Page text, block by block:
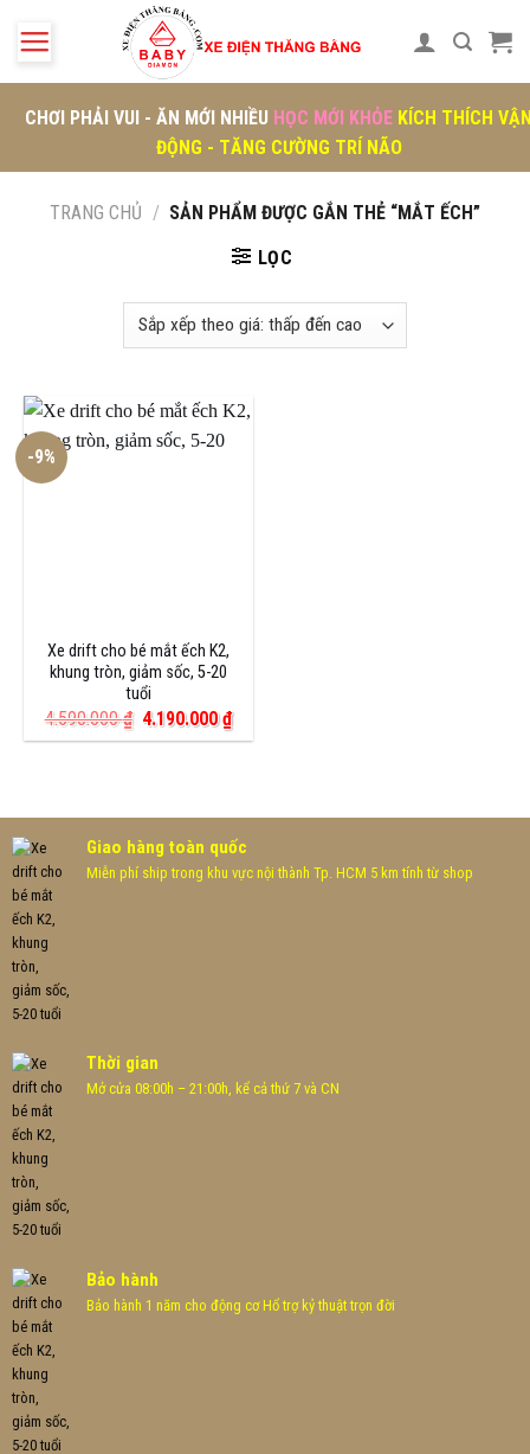
CHƠI PHẢI VUI - ĂN MỚI NHIỀU HỌC MỚI KHỎE KÍCH THÍCH
ĐỘNG - TĂNG CƯỜNG TRÍ NÃO
TRANG CHỦ / SẢN PHẨM ĐƯỢC GẮN THẺ “MẮT ẾCH”
LỌC
-9%
Xe drift cho bé mắt ếch K2,
khung tròn, giảm sốc, 5-20
tuổi
4.590.000₫ Giá
gốc
4.190.000₫Giá
hiện
Giao hàng toàn quốc
Miễn phí ship trong khu vực nội thành Tp. HCM 5 km tính từ shop
Thời gian
Mở cửa 08:00h – 21:00h, kể cả thứ 7 và CN
Bảo hành
Bảo hành 1 năm cho động cơ Hổ trợ kỷ thuật trọn đời